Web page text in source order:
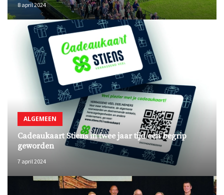
8 april 2024
ALGEMEEN
Cadeaukaart Stiens in twee jaar tijd een begrip
geworden
7 april 2024